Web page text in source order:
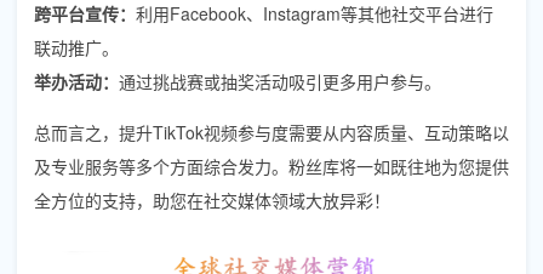
跨平台宣传： 利用Facebook、Instagram等其他社交平台进行
联动推广。
举办活动： 通过挑战赛或抽奖活动吸引更多用户参与。
总而言之，提升TikTok视频参与度需要从内容质量、互动策略以
及专业服务等多个方面综合发力。粉丝库将一如既往地为您提供
全方位的支持，助您在社交媒体领域大放异彩！